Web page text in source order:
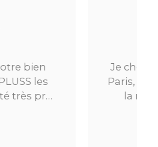
un appartement sur
s’est très bien passé. De
en relation jusqu’à la